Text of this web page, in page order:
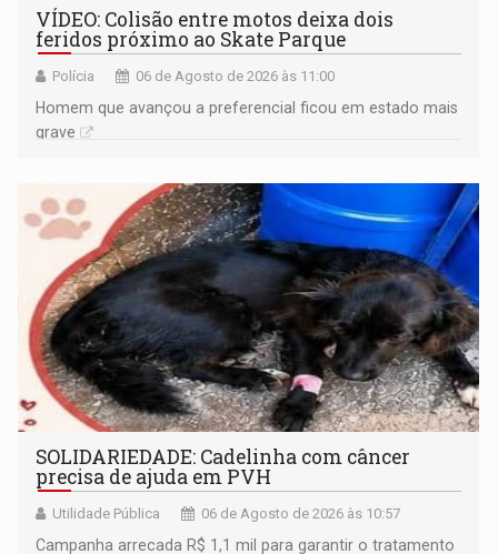
VÍDEO: Colisão entre motos deixa dois
feridos próximo ao Skate Parque
Polícia 06 de Agosto de 2026 às 11:00
Homem que avançou a preferencial ficou em estado mais
grave
SOLIDARIEDADE: Cadelinha com câncer
precisa de ajuda em PVH
Utilidade Pública 06 de Agosto de 2026 às 10:57
Campanha arrecada R$ 1,1 mil para garantir o tratamento